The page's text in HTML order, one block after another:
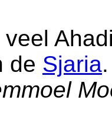
veel
de Sjaria